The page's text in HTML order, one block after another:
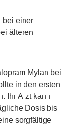
bei einer
älteren
Mylan bei
in den ersten
Ihr Arzt kann
Dosis bis
sorgfältige